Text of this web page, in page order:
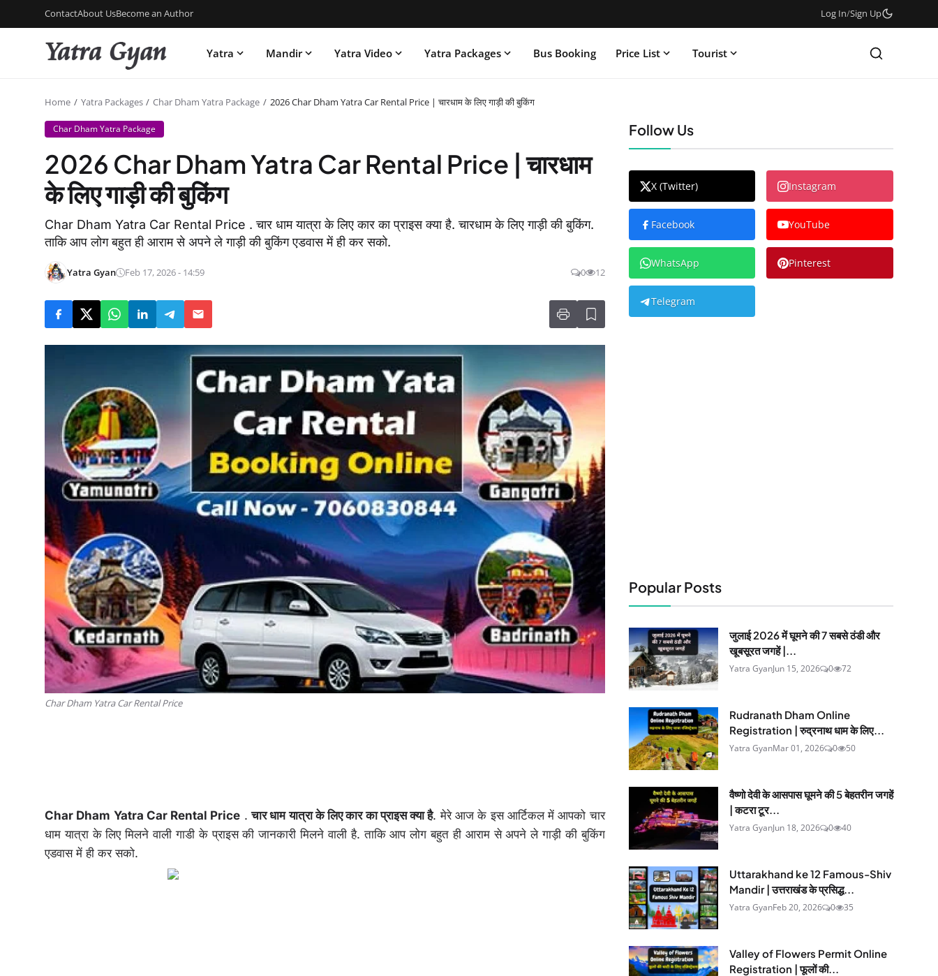
ContactAbout UsBecome an Author Log In/Sign Up
Yatra Mandir Yatra Video Yatra Packages Bus Booking Price List Tourist
Home Yatra Packages Char Dham Yatra Package 2026 Char Dham Yatra Car Rental Price | चारधाम के लिए गाड़ी की बुकिंग
Char Dham Yatra Package
2026 Char Dham Yatra Car Rental Price | चारधाम
के लिए गाड़ी की बुकिंग
Char Dham Yatra Car Rental Price . चार धाम यात्रा के लिए कार का प्राइस क्या है. चारधाम के लिए गाड़ी की बुकिंग.
ताकि आप लोग बहुत ही आराम से अपने ले गाड़ी की बुकिंग एडवास में ही कर सको.
Yatra Gyan Feb 17, 2026 - 14:59 0 12
Char Dham Yatra Car Rental Price
Char Dham Yatra Car Rental Price .चार धाम यात्रा के लिए कार का प्राइस क्या है. मेरे आज के इस आर्टिकल में आपको चार
धाम यात्रा के लिए मिलने वाली गाडी के प्राइस की जानकारी मिलने वाली है. ताकि आप लोग बहुत ही आराम से अपने ले गाड़ी की बुकिंग
एडवास में ही कर सको.
Follow Us
X (Twitter) Instagram
Facebook YouTube
WhatsApp Pinterest
Telegram
Popular Posts
जुलाई 2026 में घूमने की 7 सबसे ठंडी और
खूबसूरत जगहें |...
Yatra GyanJun 15, 2026 0 72
Rudranath Dham Online
Registration | रुद्रनाथ धाम के लिए...
Yatra GyanMar 01, 2026 0 50
वैष्णो देवी के आसपास घूमने की 5 बेहतरीन जगहें
| कटरा टूर...
Yatra GyanJun 18, 2026 0 40
Uttarakhand ke 12 Famous-Shiv
Mandir | उत्तराखंड के प्रसिद्ध...
Yatra GyanFeb 20, 2026 0 35
Valley of Flowers Permit Online
Registration | फूलों की...